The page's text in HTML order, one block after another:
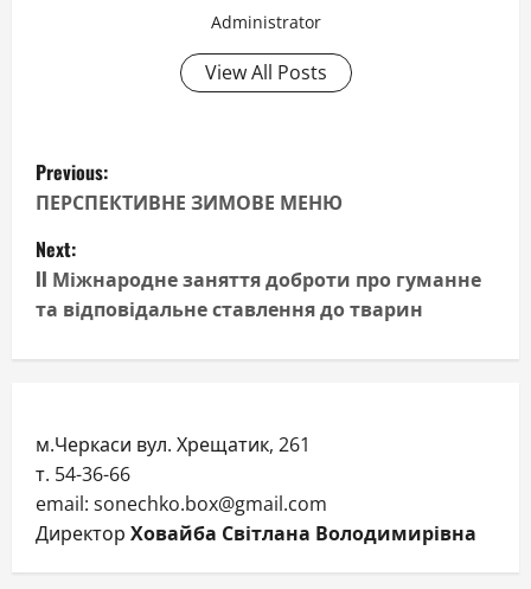
Administrator
View All Posts
P
o
s
t
n
v
i
g
Previous:
ПЕРСПЕКТИВНЕ ЗИМОВЕ МЕНЮ
Next:
II Міжнародне заняття доброти про гуманне
та відповідальне ставлення до тварин
м.Черкаси вул. Хрещатик, 261
т. 54-36-66
email: sonechko.box@gmail.com
Директор Ховайба Світлана Володимирівна